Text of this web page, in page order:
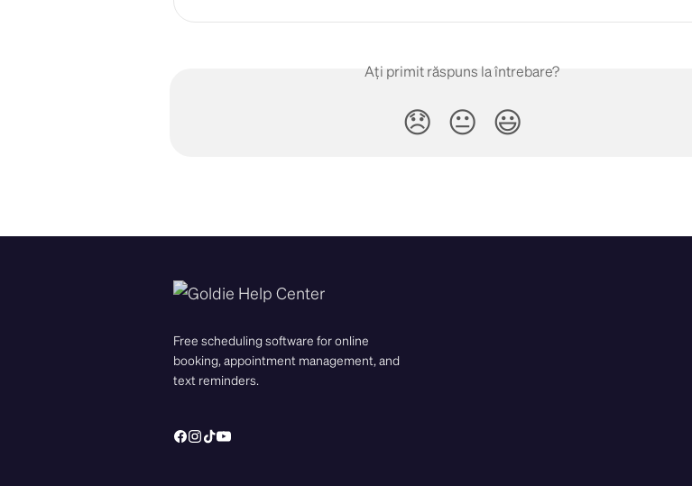
Ați primit răspuns la întrebare?
😞 😐 😃
Free scheduling software for online
booking, appointment management, and
text reminders.